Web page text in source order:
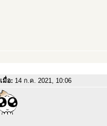
เมื่อ: 14 ก.ค. 2021, 10:06